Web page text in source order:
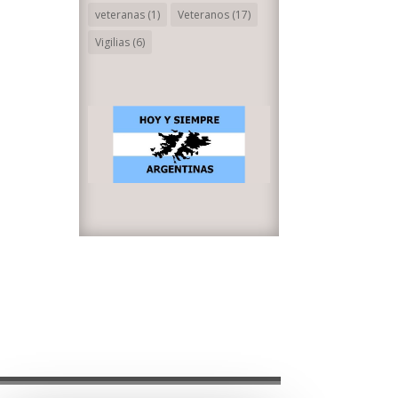
veteranas (1) Veteranos (17)
Vigilias (6)